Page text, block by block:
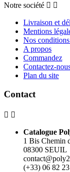
Notre société  
Livraison et
Mentions
Nos
A propos
Commandez
Contactez-
Plan du site
Contact
 
Catalogue
1 Bis Chemin
08300 SEUIL
(+33) 06 82